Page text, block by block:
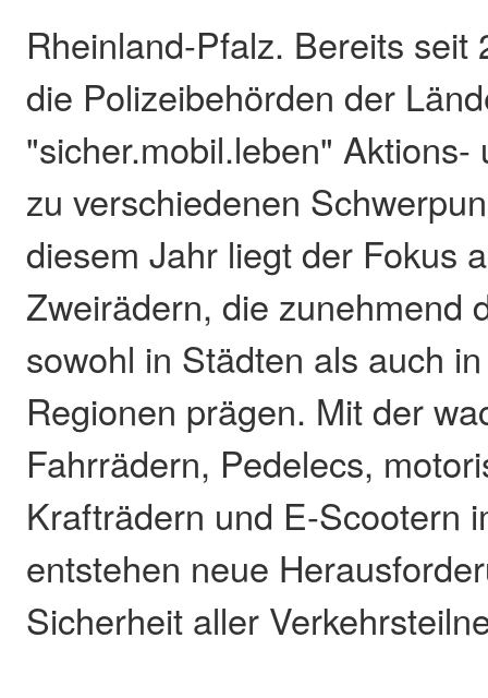
Rheinland-Pfalz. Bereits seit
die Polizeibehörden der
"sicher.mobil.leben" Aktions-
zu verschiedenen
diesem Jahr liegt der Fokus
Zweirädern, die zunehmend
sowohl in Städten als auch
Regionen prägen. Mit der
Fahrrädern, Pedelecs,
Krafträdern und E-Scootern
entstehen neue
Sicherheit aller